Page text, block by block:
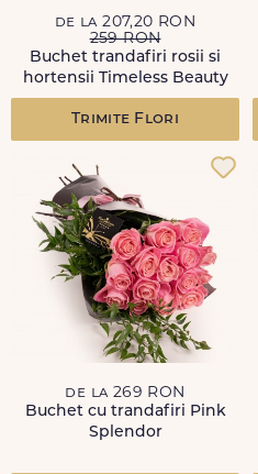
de la 207,20 RON
259 RON
Buchet trandafiri rosii si
hortensii Timeless Beauty
Trimite Flori
de la 269 RON
Buchet cu trandafiri Pink
Splendor